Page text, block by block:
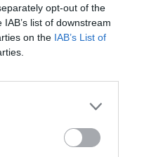
opt-out of the
list of downstream
on the IAB’s List of
Κ19,